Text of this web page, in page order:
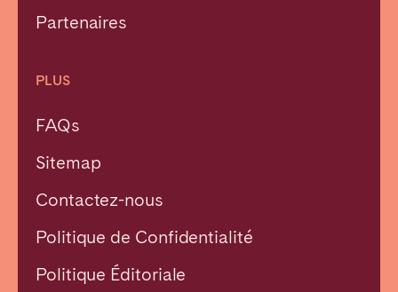
Partenaires
PLUS
FAQs
Sitemap
Contactez-nous
Politique de Confidentialité
Politique Éditoriale